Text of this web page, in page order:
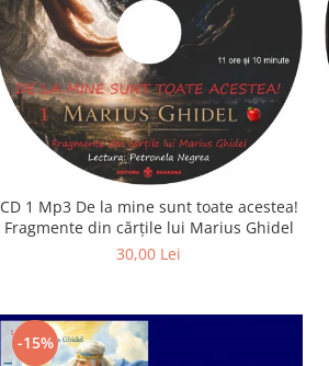
CD 1 Mp3 De la mine sunt toate acestea!
Fragmente din cărțile lui Marius Ghidel
30,00 Lei
-15%